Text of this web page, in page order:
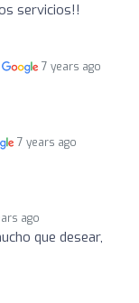
servicios!!
7 years ago
7 years ago
ago
que desear,